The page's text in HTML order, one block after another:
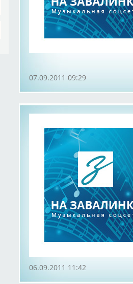
07.09.2011 09:29
06.09.2011 11:42